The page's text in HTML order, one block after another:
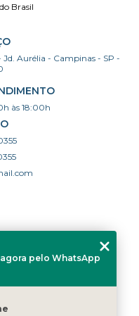
Brasil
Jd. Aurélia - Campinas - SP -
às 18:00h
agora pelo WhatsApp